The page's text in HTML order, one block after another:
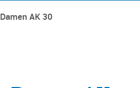
Damen AK 30